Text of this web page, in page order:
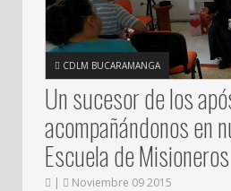
CDLM BUCARAMANGA
Un sucesor de los
acompañándonos en
Escuela de Misioneros
| Noviembre 09 2015